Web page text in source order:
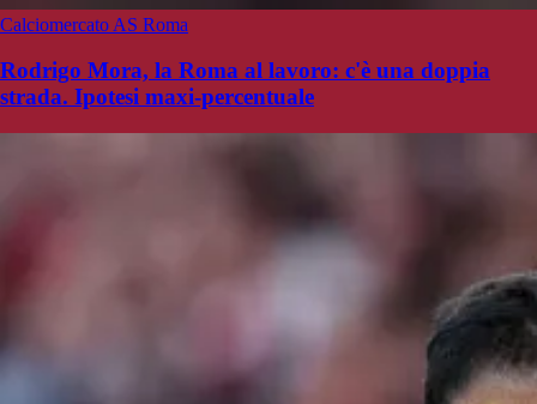
Calciomercato AS Roma
Rodrigo Mora, la Roma al lavoro: c'è una doppia
strada. Ipotesi maxi-percentuale